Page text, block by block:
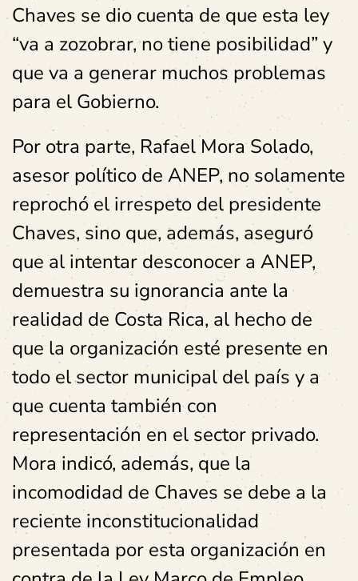
Chaves se dio cuenta de que esta ley
“va a zozobrar, no tiene posibilidad” y
que va a generar muchos problemas
para el Gobierno.
Por otra parte, Rafael Mora Solado,
asesor político de ANEP, no solamente
reprochó el irrespeto del presidente
Chaves, sino que, además, aseguró
que al intentar desconocer a ANEP,
demuestra su ignorancia ante la
realidad de Costa Rica, al hecho de
que la organización esté presente en
todo el sector municipal del país y a
que cuenta también con
representación en el sector privado.
Mora indicó, además, que la
incomodidad de Chaves se debe a la
reciente inconstitucionalidad
presentada por esta organización en